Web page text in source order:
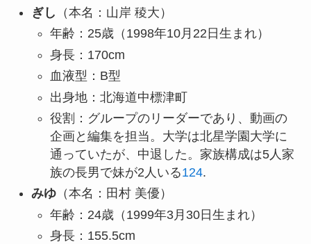
ぎし （本名：山岸 稜大）
年齢：25歳（1998年10月22日生まれ）
身長：170cm
血液型：B型
出身地：北海道中標津町
役割：グループのリーダーであり、動画の
企画と編集を担当。大学は北星学園大学に
通っていたが、中退した。家族構成は5人家
族の長男で妹が2人いる124.
みゆ（本名：田村 美優）
年齢：24歳（1999年3月30日生まれ）
身長：155.5cm